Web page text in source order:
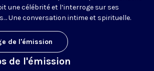
une célébrité et l’interroge sur ses
Une conversation intime et spirituelle.
de l'émission
de l'émission